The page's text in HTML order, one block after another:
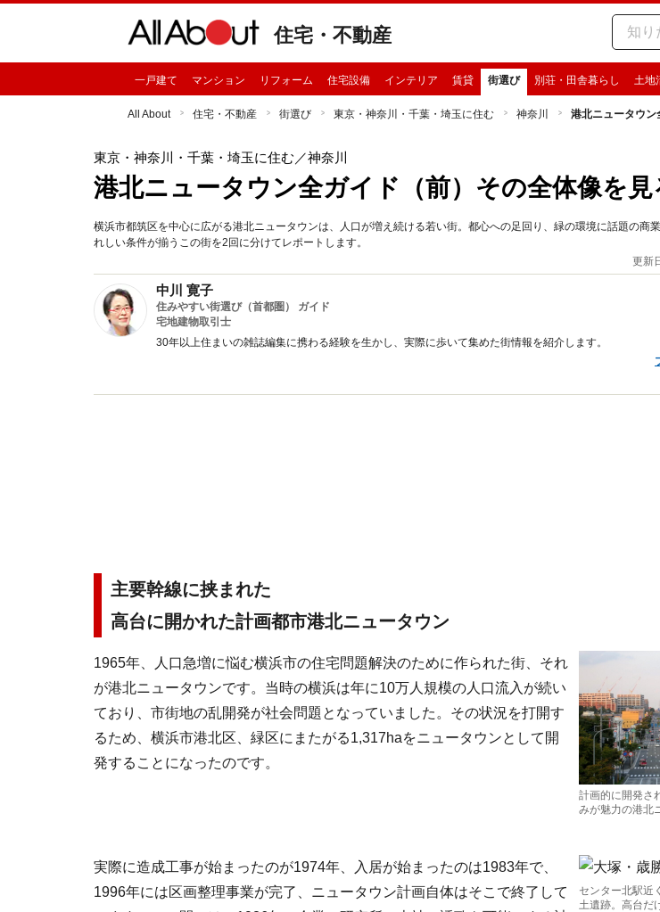
住宅・不動産
一戸建て マンション リフォーム 住宅設備 インテリア 賃貸 街選び 別荘・田舎暮らし 土地
All About 住宅・不動産 街選び 東京・神奈川・千葉・埼玉に住む 神奈川 港北ニュータウン
東京・神奈川・千葉・埼玉に住む ／神奈川
港北ニュータウン全ガイド（前）その全体像を見
横浜市都筑区を中心に広がる港北ニュータウンは、人口が増え続ける若い街。都心への足回り、緑の環境に話題の商
れしい条件が揃うこの街を2回に分けてレポートします。
更新
中川 寛子
住みやすい街選び（首都圏） ガイド
宅地建物取引士
30年以上住まいの雑誌編集に携わる経験を生かし、実際に歩いて集めた街情報を紹介します。
主要幹線に挟まれた
高台に開かれた計画都市港北ニュータウン
計画的に開発さ
みが魅力の港北
1965年、人口急増に悩む横浜市の住宅問題解決のために作られた街、それ
が港北ニュータウンです。当時の横浜は年に10万人規模の人口流入が続い
ており、市街地の乱開発が社会問題となっていました。その状況を打開す
るため、横浜市港北区、緑区にまたがる1,317haをニュータウンとして開
発することになったのです。
センター北駅近
土遺跡。高台だ
実際に造成工事が始まったのが1974年、入居が始まったのは1983年で、
1996年には区画整理事業が完了、ニュータウン計画自体はそこで終了して